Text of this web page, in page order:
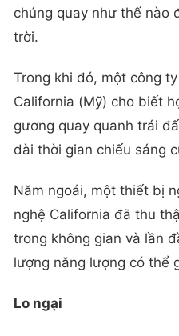
chúng quay như thế nào
trời.
Trong khi đó, một công
California (Mỹ) cho biết
gương quay quanh trái
dài thời gian chiếu sáng
Năm ngoái, một thiết bị
nghệ California đã thu
trong không gian và lần
lượng năng lượng có thể
Lo ngại